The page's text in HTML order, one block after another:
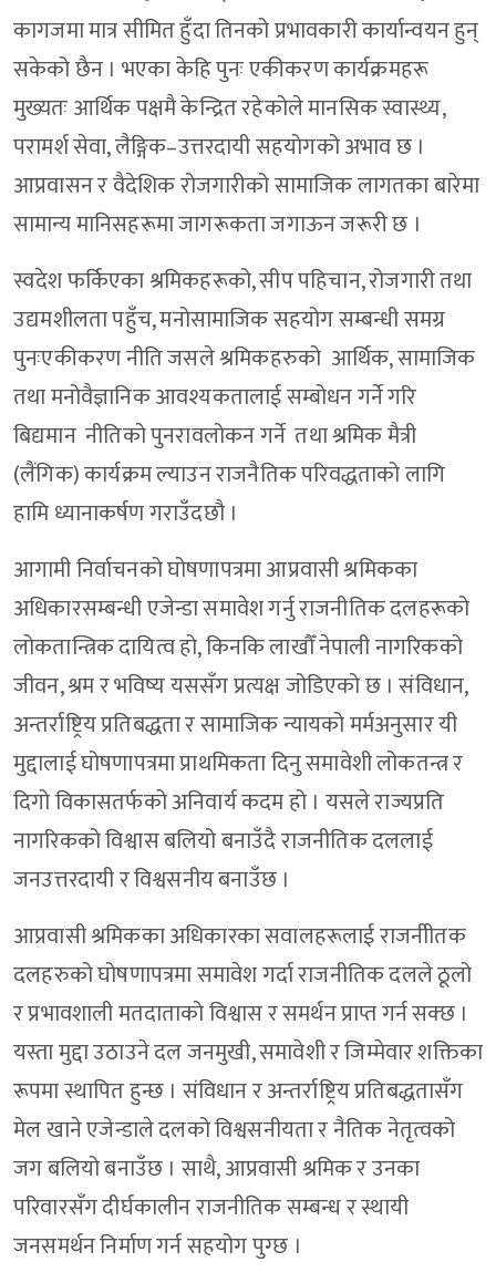
कागजमा मात्र सीमित हुँदा तिनको प्रभावकारी कार्यान्वयन हुन्
सकेको छैन । भएका केहि पुनः एकीकरण कार्यक्रमहरू
मुख्यतः आर्थिक पक्षमै केन्द्रित रहेकोले मानसिक स्वास्थ्य,
परामर्श सेवा, लैङ्गिक–उत्तरदायी सहयोगको अभाव छ ।
आप्रवासन र वैदेशिक रोजगारीको सामाजिक लागतका बारेमा
सामान्य मानिसहरूमा जागरूकता जगाऊन जरूरी छ ।
स्वदेश फर्किएका श्रमिकहरूको, सीप पहिचान, रोजगारी तथा
उद्यमशीलता पहुँच, मनोसामाजिक सहयोग सम्बन्धी समग्र
पुनःएकीकरण नीति जसले श्रमिकहरुको आर्थिक, सामाजिक
तथा मनोवैज्ञानिक आवश्यकतालाई सम्बोधन गर्ने गरि
बिद्यमान नीतिको पुनरावलोकन गर्ने तथा श्रमिक मैत्री
(लैंगिक) कार्यक्रम ल्याउन राजनैतिक परिवद्धताको लागि
हामि ध्यानाकर्षण गराउँदछौ ।
आगामी निर्वाचनको घोषणापत्रमा आप्रवासी श्रमिकका
अधिकारसम्बन्धी एजेन्डा समावेश गर्नु राजनीतिक दलहरूको
लोकतान्त्रिक दायित्व हो, किनकि लाखौँ नेपाली नागरिकको
जीवन, श्रम र भविष्य यससँग प्रत्यक्ष जोडिएको छ । संविधान,
अन्तर्राष्ट्रिय प्रतिबद्धता र सामाजिक न्यायको मर्मअनुसार यी
मुद्दालाई घोषणापत्रमा प्राथमिकता दिनु समावेशी लोकतन्त्र र
दिगो विकासतर्फको अनिवार्य कदम हो । यसले राज्यप्रति
नागरिकको विश्वास बलियो बनाउँदै राजनीतिक दललाई
जनउत्तरदायी र विश्वसनीय बनाउँछ ।
आप्रवासी श्रमिकका अधिकारका सवालहरूलाई राजनीीतक
दलहरुको घोषणापत्रमा समावेश गर्दा राजनीतिक दलले ठूलो
र प्रभावशाली मतदाताको विश्वास र समर्थन प्राप्त गर्न सक्छ ।
यस्ता मुद्दा उठाउने दल जनमुखी, समावेशी र जिम्मेवार शक्तिका
रूपमा स्थापित हुन्छ । संविधान र अन्तर्राष्ट्रिय प्रतिबद्धतासँग
मेल खाने एजेन्डाले दलको विश्वसनीयता र नैतिक नेतृत्वको
जग बलियो बनाउँछ । साथै, आप्रवासी श्रमिक र उनका
परिवारसँग दीर्घकालीन राजनीतिक सम्बन्ध र स्थायी
जनसमर्थन निर्माण गर्न सहयोग पुग्छ ।